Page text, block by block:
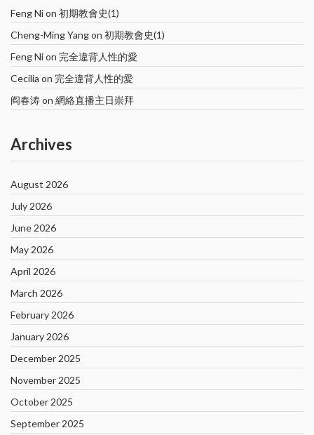
Feng Nion 初期教會史(1)
Cheng-Ming Yangon 初期教會史(1)
Feng Nion 完全違背人性的愛
Cecilia on 完全違背人性的愛
阎春涛on 網絡直播主日崇拜
Archives
August 2026
July 2026
June 2026
May 2026
April 2026
March 2026
February 2026
January 2026
December 2025
November 2025
October 2025
September 2025